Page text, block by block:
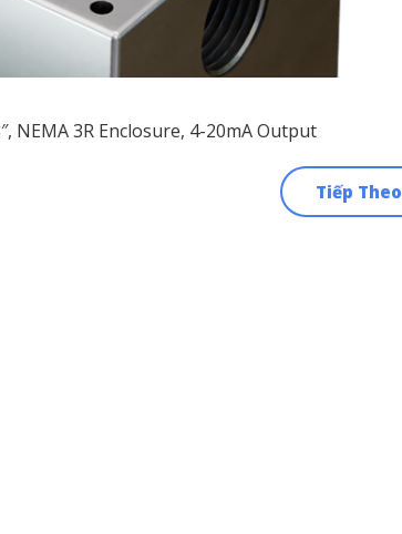
NEMA 3R Enclosure, 4-20mA Output
Tiếp Theo